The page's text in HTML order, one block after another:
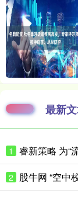
最新
1 睿新策略 为“
2 股牛网 “空中